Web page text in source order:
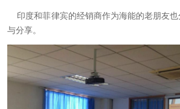
印度和菲律宾的经销商作为海能的老朋友
与分享。